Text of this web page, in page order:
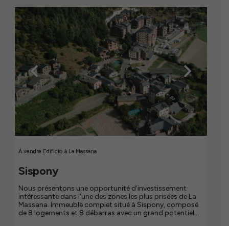
À vendre Edificio à La Massana
Sispony
Nous présentons une opportunité d’investissement
intéressante dans l’une des zones les plus prisées de La
Massana. Immeuble complet situé à Sispony, composé
de 8 logements et 8 débarras avec un grand potentiel